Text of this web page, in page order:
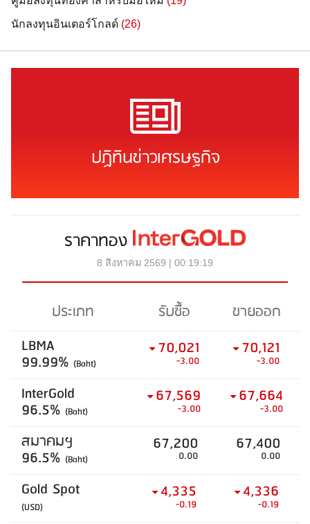
นักลงทุนอินเตอร์โกลด์ (26)
ปฏิทินข่าวเศรษฐกิจ
ราคาทอง
8 สิงหาคม 2569 | 00:19:19
ประเภท รับซื้อ
ขายออก
LBMA
99.99% (Baht)
70,021
-3.00
70,121
-3.00
InterGold
96.5% (Baht)
67,569
-3.00
67,664
-3.00
สมาคมฯ
96.5% (Baht)
67,200
0.00
67,400
0.00
Gold Spot
(USD)
4,335
-0.19
4,336
-0.19